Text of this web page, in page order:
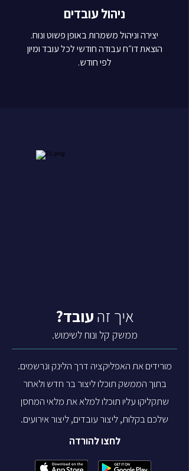
ניהול עובדים
יצירה וניהול משמרות באופן פשוט ונוח.
הוצאת דו״ח עבודה חודשי לכל עובד ומיון
לפי חודש.
איך זהעובד?
ממשק קל ונוח לשימוש.
מורידים את האפליקציה דרך הלינק ונרשמים.
בתוך הממשק תוכלו ליצור בר חדש ולאחר
שתקליקו עליו תוכלו למלא את מלאי המחסן
שלכם בקלות, ליצור עובדים, ליצור אירועים.
לחצו להורדה